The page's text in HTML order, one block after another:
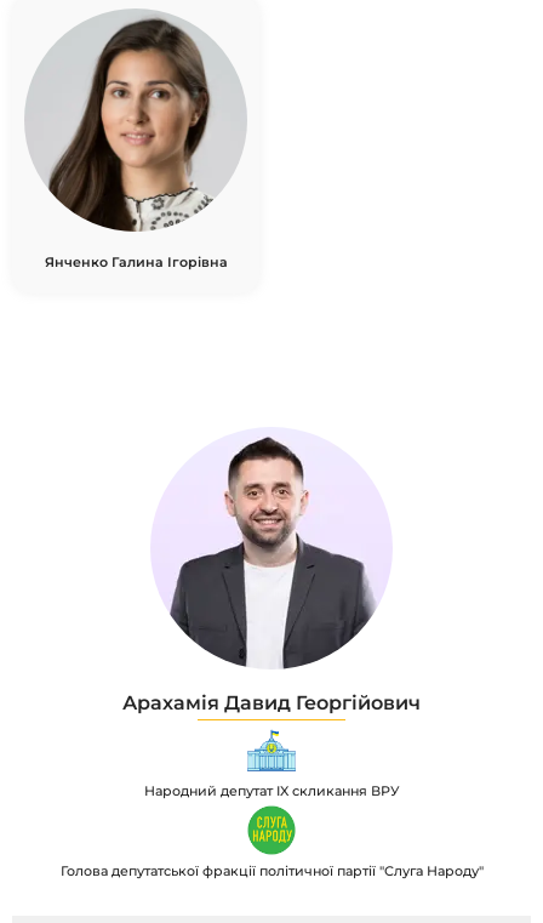
Янченко Галина Ігорівна
Арахамія Давид Георгійович
Народний депутат IX скликання ВРУ
Голова депутатської фракції політичної партії "Слуга Народу"